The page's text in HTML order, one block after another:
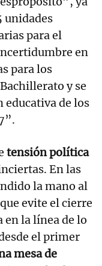
unidades
para el
en
para los
y se
educativa de los
tensión política
En las
la mano al
evite el cierre
en la línea de lo
el primer
mesa de